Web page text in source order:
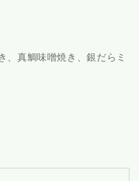
、真鯛味噌焼き、銀だらミ